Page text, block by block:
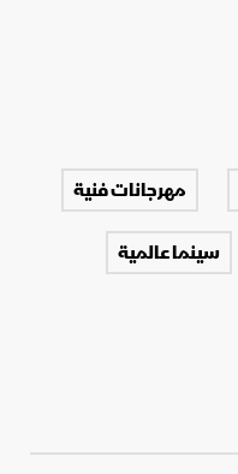
مهرجانات فنية
سينما عالمية